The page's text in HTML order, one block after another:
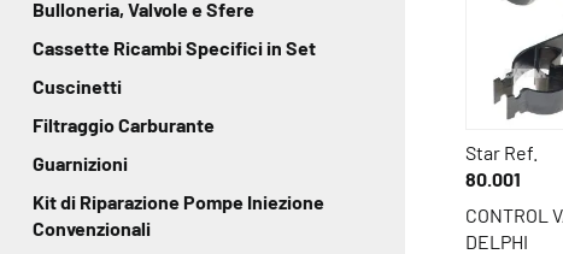
Star Ref.
80.001
CONTROL
DELPHI
Bulloneria, Valvole e Sfere
Cassette Ricambi Specifici in Set
Cuscinetti
Filtraggio Carburante
Guarnizioni
Kit di Riparazione Pompe Iniezione
Convenzionali